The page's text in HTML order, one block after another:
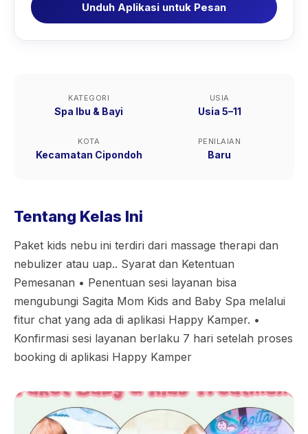
Unduh Aplikasi untuk Pesan
KATEGORI
Spa Ibu & Bayi
USIA
Usia 5–11
KOTA
Kecamatan Cipondoh
PENILAIAN
Baru
Tentang Kelas Ini
Paket kids nebu ini terdiri dari massage therapi dan
nebulizer atau uap.. Syarat dan Ketentuan
Pemesanan •⁠ ⁠Penentuan sesi layanan bisa
mengubungi Sagita Mom Kids and Baby Spa melalui
fitur chat yang ada di aplikasi Happy Kamper. •⁠
⁠Konfirmasi sesi layanan berlaku 7 hari setelah proses
booking di aplikasi Happy Kamper